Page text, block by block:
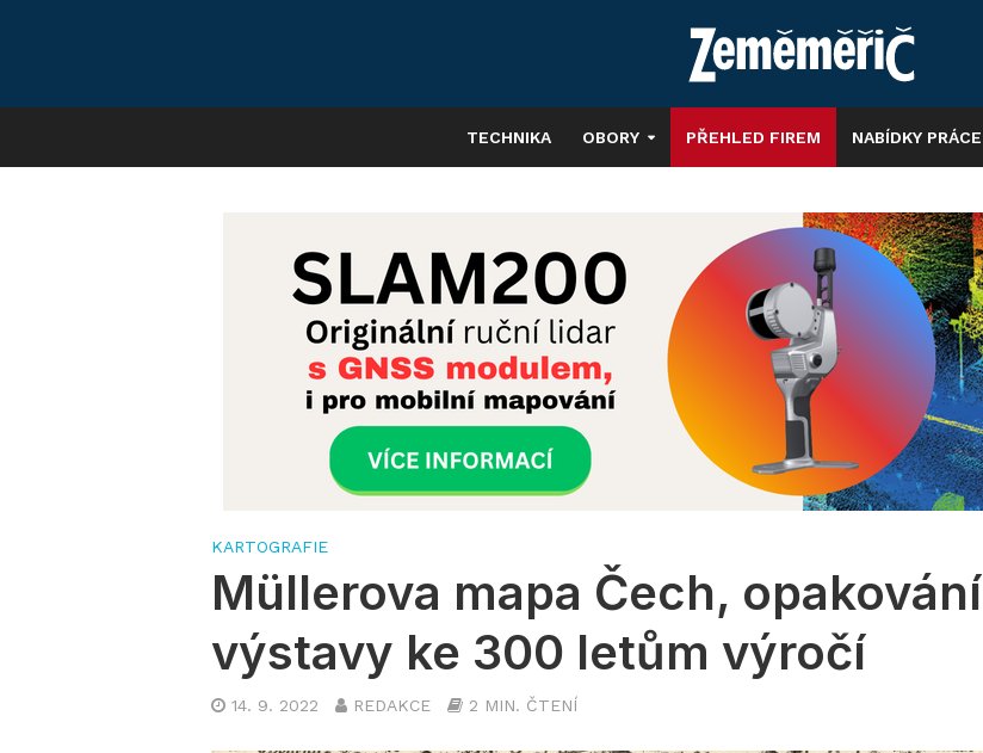
TECHNIKA OBORY PŘEHLED FIREM NABÍDKY PRÁCE
KARTOGRAFIE
Müllerova mapa Čech, opakování
výstavy ke 300 letům výročí
14. 9. 2022 REDAKCE 2 MIN. ČTENÍ